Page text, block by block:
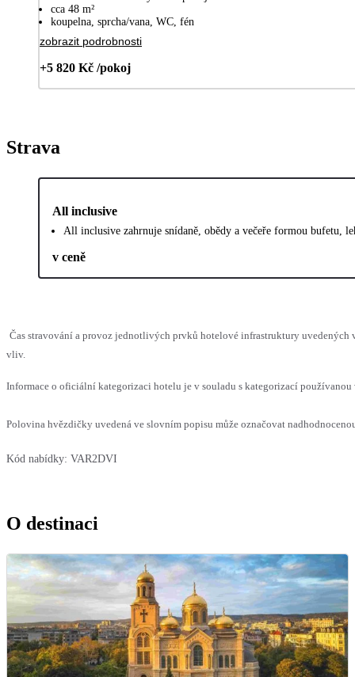
cca 48 m²
koupelna, sprcha/vana, WC, fén
zobrazit podrobnosti
+5 820 Kč /pokoj
Strava
All inclusive
All inclusive zahrnuje snídaně, obědy a večeře formou bufetu,
v ceně
Čas stravování a provoz jednotlivých prvků hotelové infrastruktury uvedených
vliv.
Informace o oficiální kategorizaci hotelu je v souladu s kategorizací
Polovina hvězdičky uvedená ve slovním popisu může označovat
Kód nabídky: VAR2DVI
O destinaci